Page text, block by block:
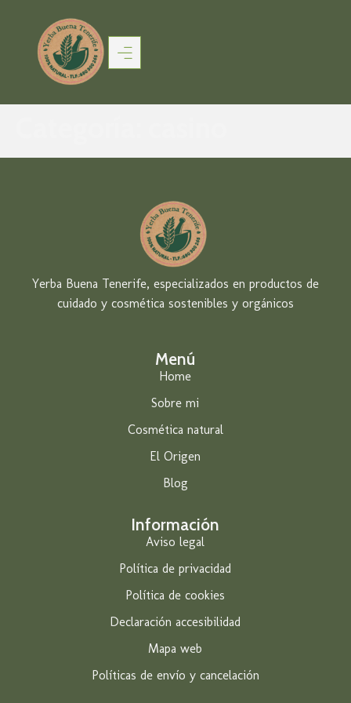
Yerba Buena Tenerife, especializados en productos de
cuidado y cosmética sostenibles y orgánicos
Menú
Home
Sobre mi
Cosmética natural
El Origen
Blog
Información
Aviso legal
Política de privacidad
Política de cookies
Declaración accesibilidad
Mapa web
Políticas de envío y cancelación